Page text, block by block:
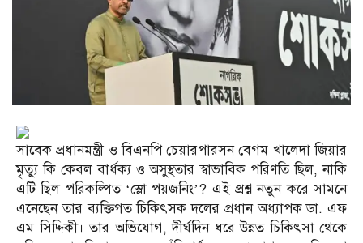
সাবেক প্রধানমন্ত্রী ও বিএনপি চেয়ারপারসন বেগম খালেদা জিয়ার
মৃত্যু কি কেবল বার্ধক্য ও অসুস্থতার স্বাভাবিক পরিণতি ছিল, নাকি
এটি ছিল পরিকল্পিত ‘স্লো পয়জনিং’? এই প্রশ্ন নতুন করে সামনে
এনেছেন তার ব্যক্তিগত চিকিৎসক দলের প্রধান অধ্যাপক ডা. এফ
এম সিদ্দিকী। তার অভিযোগ, দীর্ঘদিন ধরে উন্নত চিকিৎসা থেকে